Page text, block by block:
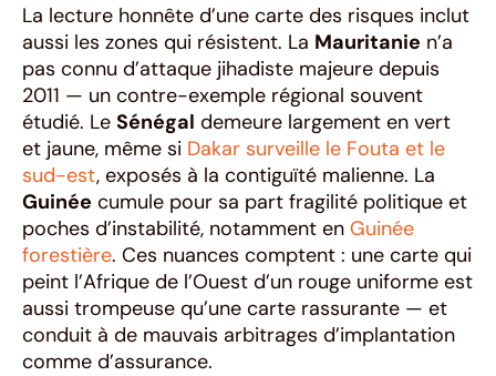
La lecture honnête d’une carte des risques inclut
aussi les zones qui résistent. La Mauritanie n’a
pas connu d’attaque jihadiste majeure depuis
2011 — un contre-exemple régional souvent
étudié. Le Sénégal demeure largement en vert
et jaune, même si Dakar surveille le Fouta et le
sud-est, exposés à la contiguïté malienne. La
Guinée cumule pour sa part fragilité politique et
poches d’instabilité, notamment en Guinée
forestière. Ces nuances comptent : une carte qui
peint l’Afrique de l’Ouest d’un rouge uniforme est
aussi trompeuse qu’une carte rassurante — et
conduit à de mauvais arbitrages d’implantation
comme d’assurance.